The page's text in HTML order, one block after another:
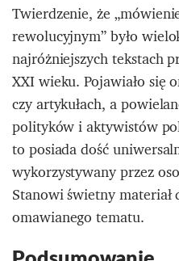
Twierdzenie, że
rewolucyjnym” było
najróżniejszych tekstach
XXI wieku. Pojawiało się
czy artykułach, a
polityków i aktywistów
to posiada dość
wykorzystywany przez
Stanowi świetny
omawianego tematu.